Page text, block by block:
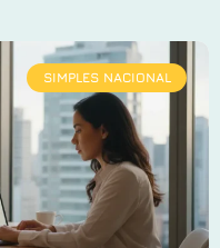
SIMPLES NACIONAL